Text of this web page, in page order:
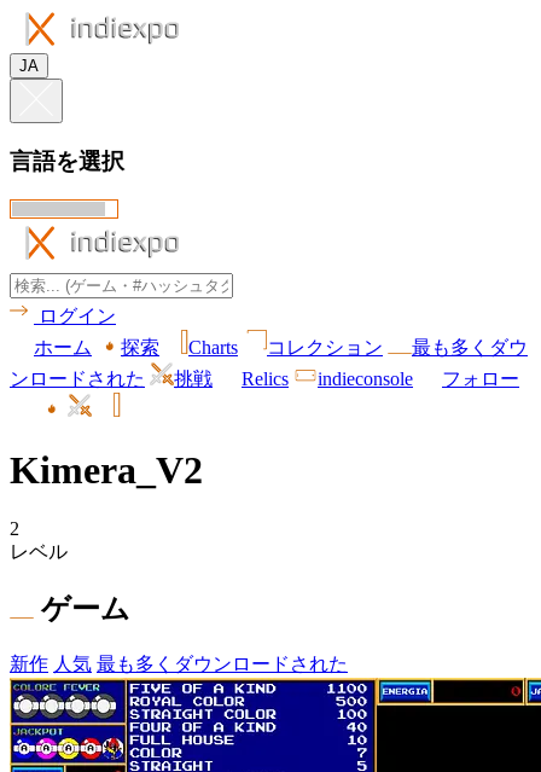
JA
言語を選択
ログイン
ホーム
探索 Charts コレクション
最も多くダウ
ンロードされた
挑戦 Relics indieconsole フォロー
Kimera_V2
2
レベル
ゲーム
新作 人気 最も多くダウンロードされた